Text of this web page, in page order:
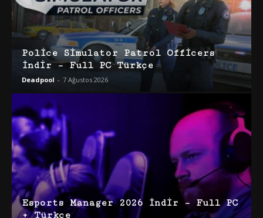
Police Simulator Patrol Officers
İndir – Full PC Türkçe
Deadpool - 7 Ağustos 2026
Esports Manager 2026 İndir – Full PC
+ Türkçe